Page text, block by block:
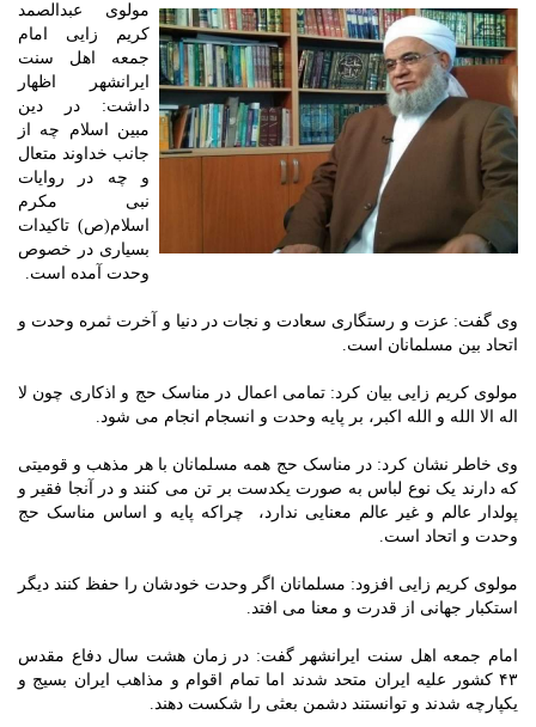
مولوی عبدالصمد
کریم زایی امام
جمعه اهل سنت
ایرانشهر اظهار
داشت: در دین
مبین اسلام چه از
جانب خداوند متعال
و چه در روایات
نبی مکرم
اسلام(ص) تاکیدات
بسیاری در خصوص
وحدت آمده است.
وی گفت: عزت و رستگاری سعادت و نجات در دنیا و آخرت ثمره وحدت و
اتحاد بین مسلمانان است.
مولوی کریم زایی بیان کرد: تمامی اعمال در مناسک حج و اذکاری چون لا
اله الا الله و الله اکبر، بر پایه وحدت و انسجام انجام می شود.
وی خاطر نشان کرد: در مناسک حج همه مسلمانان با هر مذهب و قومیتی
که دارند یک نوع لباس به صورت یکدست بر تن می کنند و در آنجا فقیر و
پولدار عالم و غیر عالم معنایی ندارد، چراکه پایه و اساس مناسک حج
وحدت و اتحاد است.
مولوی کریم زایی افزود: مسلمانان اگر وحدت خودشان را حفظ کنند دیگر
استکبار جهانی از قدرت و معنا می افتد.
امام جمعه اهل سنت ایرانشهر گفت: در زمان هشت سال دفاع مقدس
۴۳ کشور علیه ایران متحد شدند اما تمام اقوام و مذاهب ایران بسیج و
یکپارچه شدند و توانستند دشمن بعثی را شکست دهند.